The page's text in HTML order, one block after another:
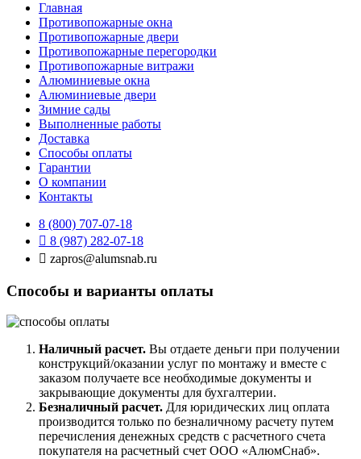
Главная
Противопожарные окна
Противопожарные двери
Противопожарные перегородки
Противопожарные витражи
Алюминиевые окна
Алюминиевые двери
Зимние сады
Выполненные работы
Доставка
Способы оплаты​
Гарантии
О компании
Контакты
8 (800) 707-07-18
8 (987) 282-07-18
zapros@alumsnab.ru
Способы и варианты оплаты​
Наличный расчет. Вы отдаете деньги при получении
конструкций/оказании услуг по монтажу и вместе с
заказом получаете все необходимые документы и
закрывающие документы для бухгалтерии.
Безналичный расчет. Для юридических лиц оплата
производится только по безналичному расчету путем
перечисления денежных средств с расчетного счета
покупателя на расчетный счет ООО «АлюмСнаб».